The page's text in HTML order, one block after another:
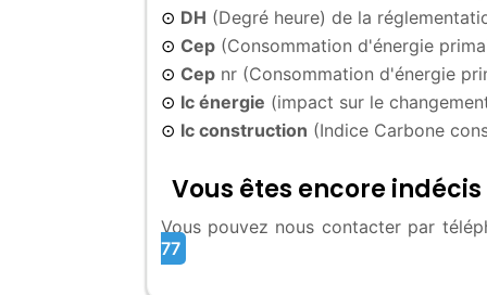
⊙ DH (Degré heure) de la
⊙ Cep(Consommation d'énergie
⊙ Cepnr (Consommation d'énergie
⊙ Ic énergie (impact sur le
⊙ Ic construction (Indice Carbone
Vous êtes encore indécis
Vous pouvez nous contacter par
77